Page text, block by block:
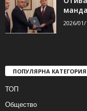
2026/01/
ПОПУЛЯРНА КАТЕГОРИЯ
ТОП
Общество